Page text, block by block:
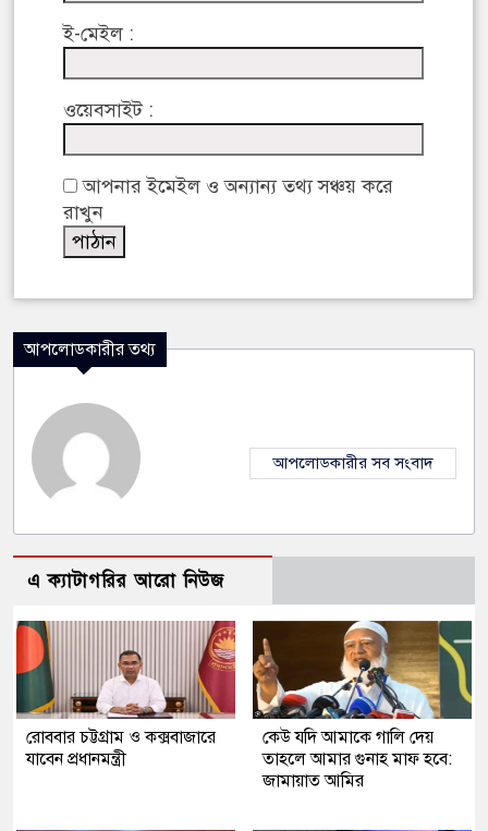
ই-মেইল :
ওয়েবসাইট :
আপনার ইমেইল ও অন্যান্য তথ্য সঞ্চয় করে
রাখুন
আপলোডকারীর তথ্য
আপলোডকারীর সব সংবাদ
এ ক্যাটাগরির আরো নিউজ
রোববার চট্টগ্রাম ও কক্সবাজারে
যাবেন প্রধানমন্ত্রী
কেউ যদি আমাকে গালি দেয়
তাহলে আমার গুনাহ মাফ হবে:
জামায়াত আমির